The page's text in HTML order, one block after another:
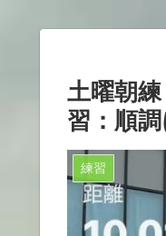
土曜朝
習：順調
練習